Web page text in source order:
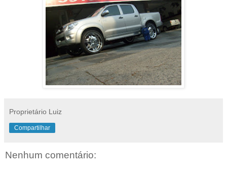
Proprietário Luiz
Compartilhar
Nenhum comentário: